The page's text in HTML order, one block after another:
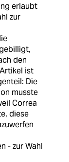
erlaubt
zur
den
ist
Die
musste
Correa
diese
- zur Wahl